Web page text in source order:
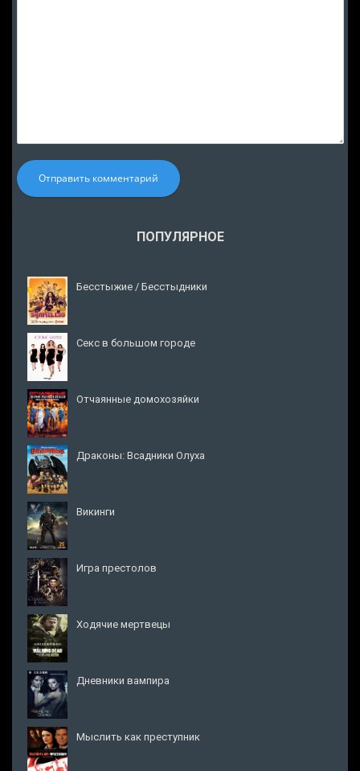
Отправить комментарий
ПОПУЛЯРНОЕ
Бесстыжие / Бесстыдники
Секс в большом городе
Отчаянные домохозяйки
Драконы: Всадники Олуха
Викинги
Игра престолов
Ходячие мертвецы
Дневники вампира
Мыслить как преступник